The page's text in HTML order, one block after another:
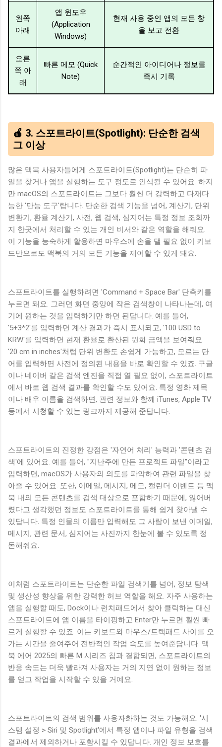
왼쪽
아래
앱 윈도우
(Application
Windows)
현재 사용 중인 앱의 모든 창
을 보고 전환
오른
쪽 아
래
빠른 메모 (Quick
Note)
순간적인 아이디어나 정보를
즉시 기록
🍎 3. 스포트라이트(Spotlight): 단순한 검색
그 이상
많은 맥북 사용자들에게 스포트라이트(Spotlight)는 단순히 파
일을 찾거나 앱을 실행하는 도구 정도로 인식될 수 있어요. 하지
만 macOS의 스포트라이트는 그보다 훨씬 더 강력하고 다재다
능한 '만능 도구'랍니다. 단순한 검색 기능을 넘어, 계산기, 단위
변환기, 환율 계산기, 사전, 웹 검색, 심지어는 특정 정보 조회까
지 한곳에서 처리할 수 있는 개인 비서와 같은 역할을 해줘요.
이 기능을 능숙하게 활용하면 마우스에 손을 댈 필요 없이 키보
드만으로도 맥북의 거의 모든 기능을 제어할 수 있게 돼요.
스포트라이트를 실행하려면 'Command + Space Bar' 단축키를
누르면 돼요. 그러면 화면 중앙에 작은 검색창이 나타나는데, 여
기에 원하는 것을 입력하기만 하면 된답니다. 예를 들어,
'5+3*2'를 입력하면 계산 결과가 즉시 표시되고, '100 USD to
KRW'를 입력하면 현재 환율로 환산된 원화 금액을 보여줘요.
'20 cm in inches'처럼 단위 변환도 손쉽게 가능하고, 모르는 단
어를 입력하면 사전에 정의된 내용을 바로 확인할 수 있죠. 구글
이나 네이버 같은 검색 엔진을 직접 열 필요 없이, 스포트라이트
에서 바로 웹 검색 결과를 확인할 수도 있어요. 특정 영화 제목
이나 배우 이름을 검색하면, 관련 정보와 함께 iTunes, Apple TV
등에서 시청할 수 있는 링크까지 제공해 준답니다.
스포트라이트의 진정한 강점은 '자연어 처리' 능력과 '콘텐츠 검
색'에 있어요. 예를 들어, "지난주에 만든 프로젝트 파일"이라고
입력하면, macOS가 사용자의 의도를 파악하여 관련 파일을 찾
아줄 수 있어요. 또한, 이메일, 메시지, 메모, 캘린더 이벤트 등 맥
북 내의 모든 콘텐츠를 검색 대상으로 포함하기 때문에, 잃어버
렸다고 생각했던 정보도 스포트라이트를 통해 쉽게 찾아낼 수
있답니다. 특정 인물의 이름만 입력해도 그 사람이 보낸 이메일,
메시지, 관련 문서, 심지어는 사진까지 한눈에 볼 수 있도록 정
돈해줘요.
이처럼 스포트라이트는 단순한 파일 검색기를 넘어, 정보 탐색
및 생산성 향상을 위한 강력한 허브 역할을 해요. 자주 사용하는
앱을 실행할 때도, Dock이나 런치패드에서 찾아 클릭하는 대신
스포트라이트에 앱 이름을 타이핑하고 Enter만 누르면 훨씬 빠
르게 실행할 수 있죠. 이는 키보드와 마우스/트랙패드 사이를 오
가는 시간을 줄여주어 전반적인 작업 속도를 높여준답니다. 맥
북 에어 2025의 빠른 M 시리즈 칩과 결합되면, 스포트라이트의
반응 속도는 더욱 빨라져 사용자는 거의 지연 없이 원하는 정보
를 얻고 작업을 시작할 수 있을 거예요.
스포트라이트의 검색 범위를 사용자화하는 것도 가능해요. '시
스템 설정 > Siri 및 Spotlight'에서 특정 앱이나 파일 유형을 검색
결과에서 제외하거나 포함시킬 수 있답니다. 개인 정보 보호를